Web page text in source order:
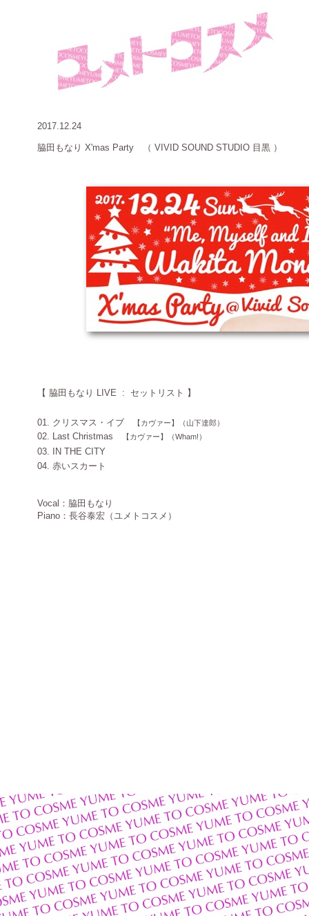
2017.12.24
【 脇田もなり LIVE : セットリスト 】
01. クリスマス・イブ 【カヴァー】 （山下達郎）
02. Last Christmas 【カヴァー】 （Wham!）
03. IN THE CITY
04. 赤いスカート
Vocal：脇田もなり
Piano：長谷泰宏（ユメトコスメ）
脇田もなり X'mas Party （ VIVID SOUND STUDIO 目黒 ）